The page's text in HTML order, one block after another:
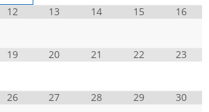
12 13 14 15 16
19 20 21 22 23
26 27 28 29 30